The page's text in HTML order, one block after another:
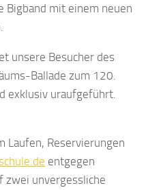
Bigband mit einem neuen
unsere Besucher des
Ballade zum 120.
exklusiv uraufgeführt.
Laufen, Reservierungen
entgegen
zwei unvergessliche